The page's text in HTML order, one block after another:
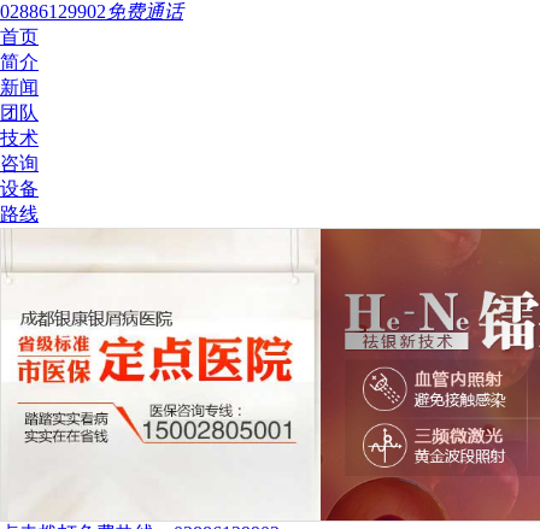
02886129902免费通话
首页
简介
新闻
团队
技术
咨询
设备
路线